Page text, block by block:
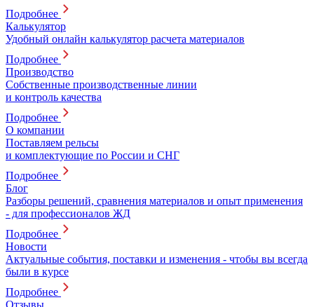
Подробнее
Калькулятор
Удобный онлайн калькулятор расчета материалов
Подробнее
Производство
Собственные производственные линии
и контроль качества
Подробнее
О компании
Поставляем рельсы
и комплектующие по России и СНГ
Подробнее
Блог
Разборы решений, сравнения материалов и опыт применения
- для профессионалов ЖД
Подробнее
Новости
Актуальные события, поставки и изменения - чтобы вы всегда
были в курсе
Подробнее
Отзывы